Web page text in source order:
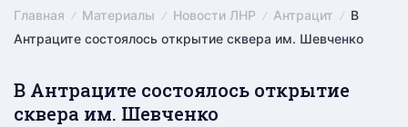
Главная Материалы Новости ЛНР Антрацит
В
Антраците состоялось открытие сквера им. Шевченко
В Антраците состоялось открытие
сквера им. Шевченко